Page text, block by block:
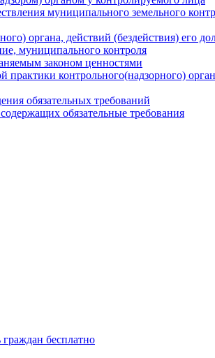
муниципального земельного
органа, действий (бездействия) его
муниципального контроля
законом ценностями
контрольного(надзорного)
обязательных требований
обязательные требования
граждан бесплатно